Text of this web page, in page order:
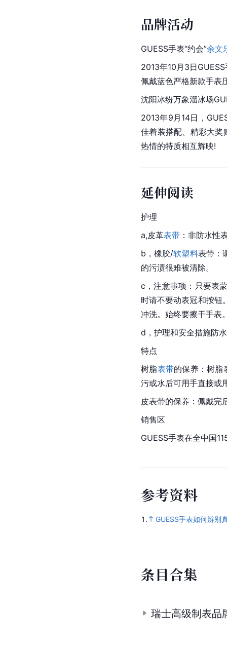
品牌活动
GUESS手表“约会”余文
2013年10月3日
佩戴蓝色严格新款手表
沈阳冰纷万象溜冰场
2013年9月14日，
佳着装搭配、精彩大奖
热情的特质相互辉映!
延伸阅读
护理
a,皮革表带 ：非防水性
b，橡胶/软塑料表带：
的污渍很难被清除。
c，注意事项：只要表
时请不要动表冠和按钮
冲洗。始终要擦干手表
d，护理和安全措施防
特点
树脂表带的保养：树脂
污或水后可用手直接或
皮表带的保养：佩戴完
销售区
GUESS手表在全中国
参考资料
1. GUESS手表如何辨别
条目合集
瑞士高级制表品